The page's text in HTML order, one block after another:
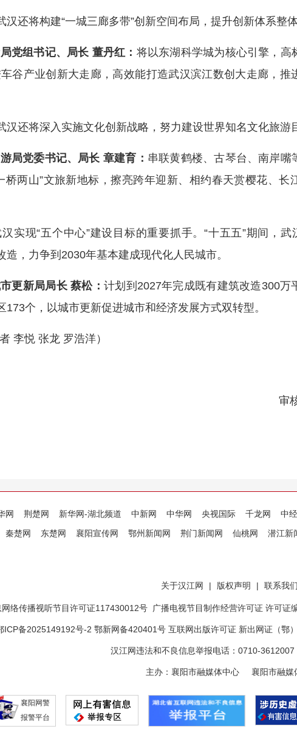
汉还将构建“一城三廊多带”创新空间布局，提升创新体系整体
党组书记、局长 董丹红： 将以东湖科学城为核心引擎，高
谷产业创新大走廊，高效能打造武汉滨江数创大走廊，推
汉还将深入实施文化创新战略，努力建设世界知名文化旅游
局党委书记、局长 章建育： 串联黄鹤楼、古琴台、南岸嘴
桥两山”文旅新地标，擦亮跨年迎新、相约春天赏樱花、长
实现“五个中心”建设目标的重要抓手。“十五五”期间，武
造，力争到2030年基本建成现代化人民城市。
更新局局长 蔡松： 计划到2027年完成既有建筑改造300万
173个，以城市更新促进城市和经济发展方式双转型。
李悦 张龙 罗浩洋）
审
网 荆楚网 新华网-湖北频道 中新网 中华网 央视国际 千龙网 中
秦楚网 东楚网 襄阳宣传网 鄂州新闻网 荆门新闻网 仙桃网 潜江新
关于汉江网 | 版权声明 | 联系我们
网络传播视听节目许可证117430012号 广播电视节目制作经营许可证 许可证
ICP备2025149192号-2 鄂新网备420401号 互联网出版许可证 新出网证（鄂
汉江网违法和不良信息举报电话：0710-
主办：襄阳市融媒体中心 襄阳市融媒
襄阳网警
报警平台